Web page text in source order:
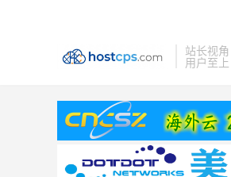
站长视角
用户至上